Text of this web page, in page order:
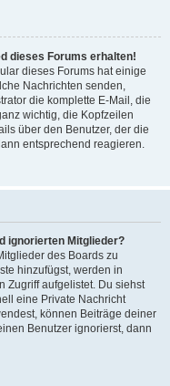
dieses Forums erhalten!
dieses Forums hat einige
Nachrichten senden,
die komplette E-Mail, die
wichtig, die Kopfzeilen
über den Benutzer, der die
entsprechend reagieren.
ignorierten Mitglieder?
des Boards zu
hinzufügst, werden in
Zugriff aufgelistet. Du siehst
eine Private Nachricht
können Beiträge deiner
Benutzer ignorierst, dann